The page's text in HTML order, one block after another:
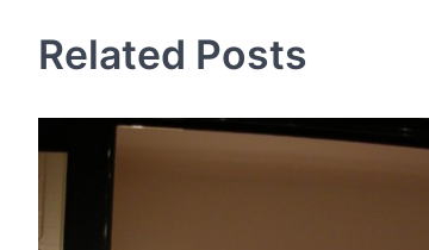
Related Posts